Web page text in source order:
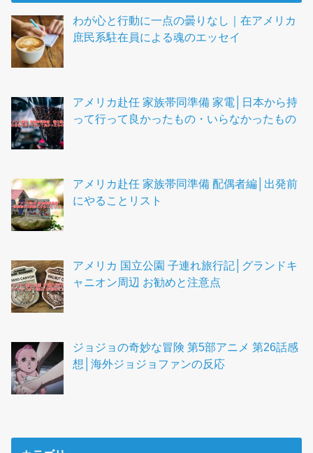
わが心と行動に一点の曇りなし｜在アメリカ
庶民系駐在員による魂のエッセイ
アメリカ赴任 家族帯同準備 家電│日本から持
って行って良かったもの・いらなかったもの
アメリカ赴任 家族帯同準備 配偶者編│出発前
にやることリスト
アメリカ 国立公園 子連れ旅行記│グランドキ
ャニオン周辺 お勧めと注意点
ジョジョの奇妙な冒険 第5部アニメ 第26話感
想│海外ジョジョファンの反応